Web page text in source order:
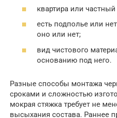
квартира или
есть подполье или
оно или нет;
вид чистового
основанию под него.
Разные способы монтажа
сроками и сложностью
мокрая стяжка требует не
высыхания состава. Раннее